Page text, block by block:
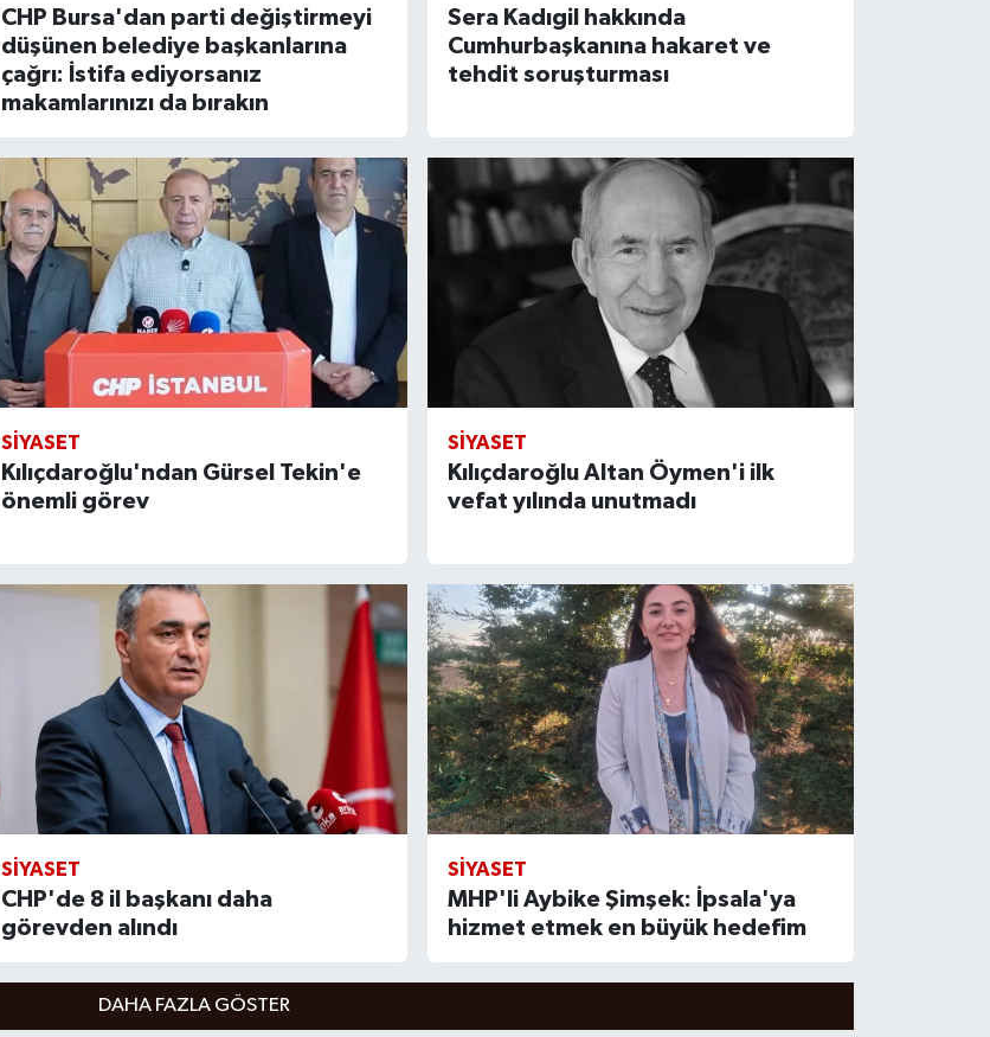
CHP Bursa'dan parti değiştirmeyi
düşünen belediye başkanlarına
çağrı: İstifa ediyorsanız
makamlarınızı da bırakın
Sera Kadıgil hakkında
Cumhurbaşkanına hakaret ve
tehdit soruşturması
SIYASET
Kılıçdaroğlu'ndan Gürsel Tekin'e
önemli görev
SIYASET
Kılıçdaroğlu Altan Öymen'i ilk
vefat yılında unutmadı
SIYASET
CHP'de 8 il başkanı daha
görevden alındı
SIYASET
MHP'li Aybike Şimşek: İpsala'ya
hizmet etmek en büyük hedefim
DAHA FAZLA GÖSTER